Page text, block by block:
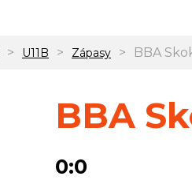
> U11B > Zápasy > BBA
BBA
0:0